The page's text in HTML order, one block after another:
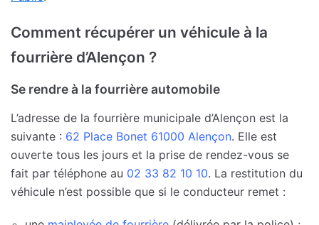
Comment récupérer un véhicule à la
fourrière d’Alençon ?
Se rendre à la fourrière automobile
L’adresse de la fourrière municipale d’Alençon est la
suivante : 62 Place Bonet 61000 Alençon. Elle est
ouverte tous les jours et la prise de rendez-vous se
fait par téléphone au 02 33 82 10 10. La restitution du
véhicule n’est possible que si le conducteur remet :